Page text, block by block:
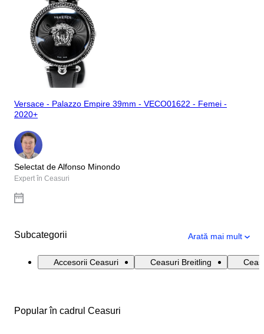
Versace - Palazzo Empire 39mm - VECO01622 - Femei -
2020+
Selectat de Alfonso Minondo
Expert în Ceasuri
Subcategorii Arată mai mult
Accesorii Ceasuri Ceasuri Breitling
Popular în cadrul Ceasuri